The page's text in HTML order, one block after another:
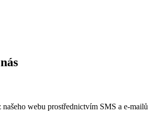
webu prostřednictvím SMS a e-mailů